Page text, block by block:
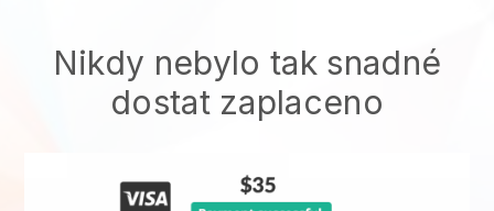
Nikdy nebylo tak snadné
dostat zaplaceno